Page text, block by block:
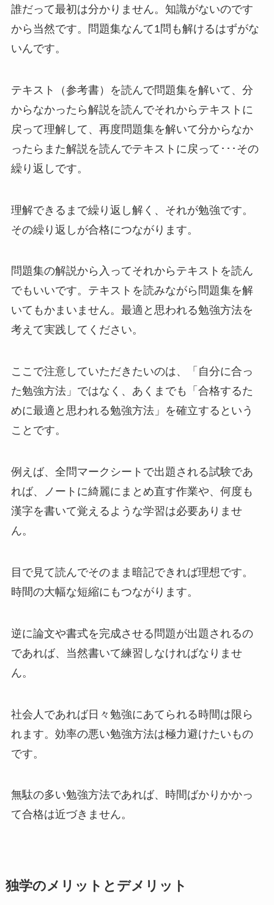
誰だって最初は分かりません。知識がないのです
から当然です。問題集なんて1問も解けるはずがな
いんです。
テキスト（参考書）を読んで問題集を解いて、分
からなかったら解説を読んでそれからテキストに
戻って理解して、再度問題集を解いて分からなか
ったらまた解説を読んでテキストに戻って･･･その
繰り返しです。
理解できるまで繰り返し解く、それが勉強です。
その繰り返しが合格につながります。
問題集の解説から入ってそれからテキストを読ん
でもいいです。テキストを読みながら問題集を解
いてもかまいません。最適と思われる勉強方法を
考えて実践してください。
ここで注意していただきたいのは、「自分に合っ
た勉強方法」ではなく、あくまでも「合格するた
めに最適と思われる勉強方法」を確立するという
ことです。
例えば、全問マークシートで出題される試験であ
れば、ノートに綺麗にまとめ直す作業や、何度も
漢字を書いて覚えるような学習は必要ありませ
ん。
目で見て読んでそのまま暗記できれば理想です。
時間の大幅な短縮にもつながります。
逆に論文や書式を完成させる問題が出題されるの
であれば、当然書いて練習しなければなりませ
ん。
社会人であれば日々勉強にあてられる時間は限ら
れます。効率の悪い勉強方法は極力避けたいもの
です。
無駄の多い勉強方法であれば、時間ばかりかかっ
て合格は近づきません。
独学のメリットとデメリット